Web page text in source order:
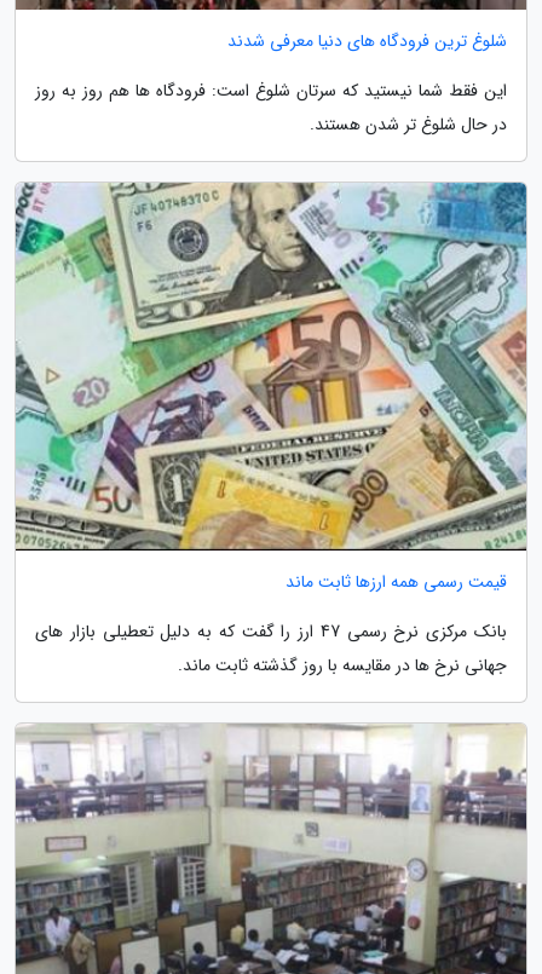
شلوغ ترین فرودگاه های دنیا معرفی شدند
این فقط شما نیستید که سرتان شلوغ است: فرودگاه ها هم روز به روز
در حال شلوغ تر شدن هستند.
قیمت رسمی همه ارزها ثابت ماند
بانک مرکزی نرخ رسمی 47 ارز را گفت که به دلیل تعطیلی بازار های
جهانی نرخ ها در مقایسه با روز گذشته ثابت ماند.